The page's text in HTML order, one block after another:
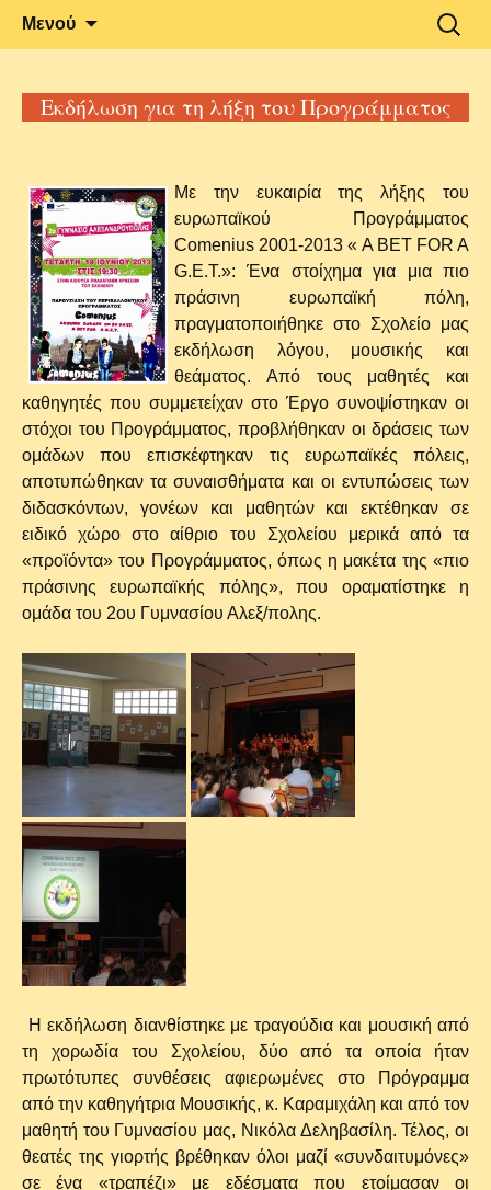
2o Γυμνάσιο
Αλεξανδρούπολης
Δραστηριότητες και Ανακοινώσεις του
2ου Γυμνασίου Αλεξανδρούπολης
Μενού
για:
Εκδήλωση για τη λήξη του Προγράμματος
Με την ευκαιρία της λήξης του
ευρωπαϊκού Προγράμματος
Comenius 2001-2013 « A BET FOR A
G.E.T.»: Ένα στοίχημα για μια πιο
πράσινη ευρωπαϊκή πόλη,
πραγματοποιήθηκε στο Σχολείο μας
εκδήλωση λόγου, μουσικής και
θεάματος. Από τους μαθητές και
καθηγητές που συμμετείχαν στο Έργο συνοψίστηκαν οι
στόχοι του Προγράμματος, προβλήθηκαν οι δράσεις των
ομάδων που επισκέφτηκαν τις ευρωπαϊκές πόλεις,
αποτυπώθηκαν τα συναισθήματα και οι εντυπώσεις των
διδασκόντων, γονέων και μαθητών και εκτέθηκαν σε
ειδικό χώρο στο αίθριο του Σχολείου μερικά από τα
«προϊόντα» του Προγράμματος, όπως η μακέτα της «πιο
πράσινης ευρωπαϊκής πόλης», που οραματίστηκε η
ομάδα του 2ου Γυμνασίου Αλεξ/πολης.
Η εκδήλωση διανθίστηκε με τραγούδια και μουσική από
τη χορωδία του Σχολείου, δύο από τα οποία ήταν
πρωτότυπες συνθέσεις αφιερωμένες στο Πρόγραμμα
από την καθηγήτρια Μουσικής, κ. Καραμιχάλη και από τον
μαθητή του Γυμνασίου μας, Νικόλα Δεληβασίλη. Τέλος, οι
θεατές της γιορτής βρέθηκαν όλοι μαζί «συνδαιτυμόνες»
σε ένα «τραπέζι» με εδέσματα που ετοίμασαν οι